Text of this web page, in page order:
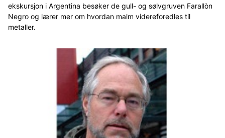
ekskursjon i Argentina besøker de gull- og sølvgruven Farallòn
Negro og lærer mer om hvordan malm videreforedles til
metaller.